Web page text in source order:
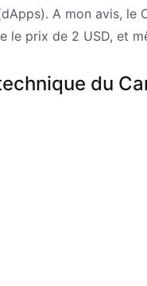
A mon avis, le
le prix de 2 USD, et
du